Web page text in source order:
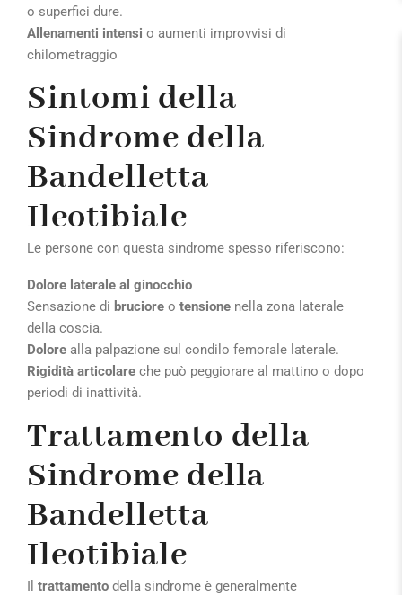
o superfici dure.
Allenamenti intensi o aumenti improvvisi di
chilometraggio
Sintomi della
Sindrome della
Bandelletta
Ileotibiale
Le persone con questa sindrome spesso riferiscono:
Dolore laterale al ginocchio
Sensazione di bruciore o tensione nella zona laterale
della coscia.
Dolore alla palpazione sul condilo femorale laterale.
Rigidità articolare che può peggiorare al mattino o dopo
periodi di inattività.
Trattamento della
Sindrome della
Bandelletta
Ileotibiale
Il trattamento della sindrome è generalmente